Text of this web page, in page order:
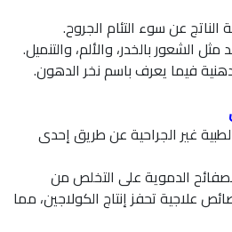
عن سوء التئام الجروح.
الشعور بالخدر، والألم، والتنميل.
فيما يعرف باسم نخر الدهون.
غير الجراحية عن طريق إحدى
الدموية على التخلص من
علاجية تحفز إنتاج الكولاجين، مما